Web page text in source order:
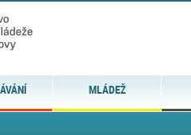
MLÁDEŽ